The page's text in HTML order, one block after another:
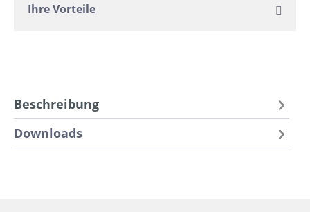
Ihre Vorteile
Beschreibung
Downloads